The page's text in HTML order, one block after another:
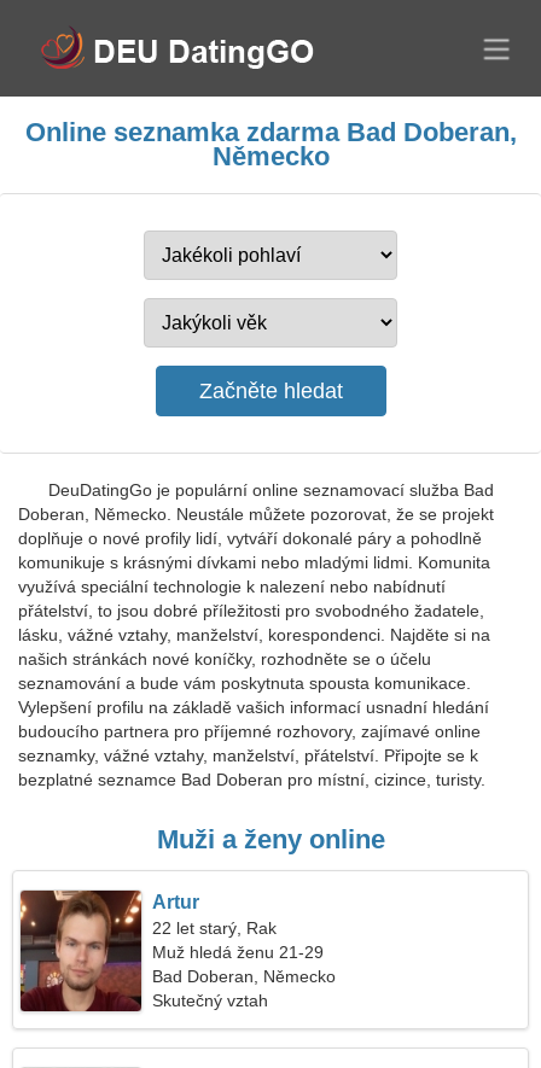
Online seznamka zdarma Bad Doberan,
Německo
DeuDatingGo je populární online seznamovací služba Bad
Doberan, Německo. Neustále můžete pozorovat, že se projekt
doplňuje o nové profily lidí, vytváří dokonalé páry a pohodlně
komunikuje s krásnými dívkami nebo mladými lidmi. Komunita
využívá speciální technologie k nalezení nebo nabídnutí
přátelství, to jsou dobré příležitosti pro svobodného žadatele,
lásku, vážné vztahy, manželství, korespondenci. Najděte si na
našich stránkách nové koníčky, rozhodněte se o účelu
seznamování a bude vám poskytnuta spousta komunikace.
Vylepšení profilu na základě vašich informací usnadní hledání
budoucího partnera pro příjemné rozhovory, zajímavé online
seznamky, vážné vztahy, manželství, přátelství. Připojte se k
bezplatné seznamce Bad Doberan pro místní, cizince, turisty.
Muži a ženy online
Artur
22 let starý, Rak
Muž hledá ženu 21-29
Bad Doberan, Německo
Skutečný vztah